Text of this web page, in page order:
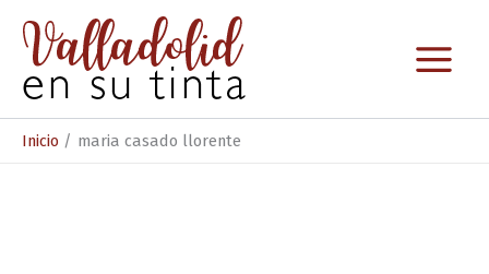
contenido
Inicio maria casado llorente